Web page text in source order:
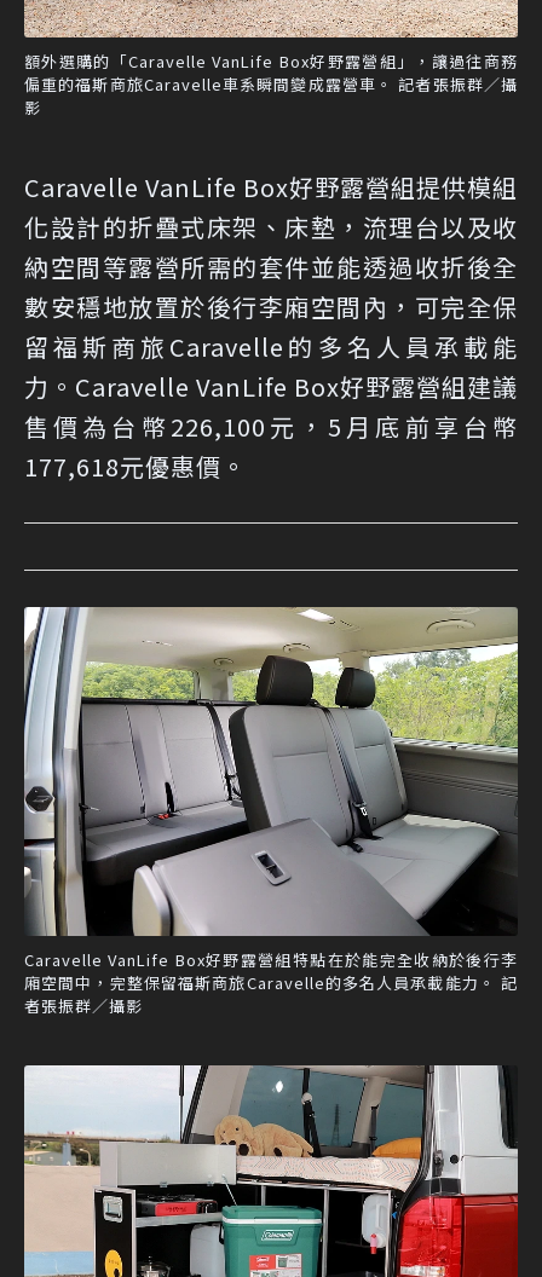
額外選購的「Caravelle VanLife Box好野露營組」，讓過往商務
偏重的福斯商旅Caravelle車系瞬間變成露營車。 記者張振群／攝
影
Caravelle VanLife Box好野露營組提供模組
化設計的折疊式床架、床墊，流理台以及收
納空間等露營所需的套件並能透過收折後全
數安穩地放置於後行李廂空間內，可完全保
留福斯商旅Caravelle的多名人員承載能
力。Caravelle VanLife Box好野露營組建議
售價為台幣226,100元，5月底前享台幣
177,618元優惠價。
Caravelle VanLife Box好野露營組特點在於能完全收納於後行李
廂空間中，完整保留福斯商旅Caravelle的多名人員承載能力。 記
者張振群／攝影